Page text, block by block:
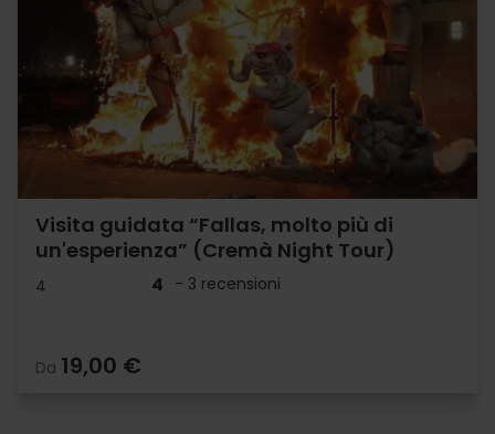
Visita guidata “Fallas, molto più di
un'esperienza” (Cremà Night Tour)
4 4 - 3 recensioni
Da 19,00 €